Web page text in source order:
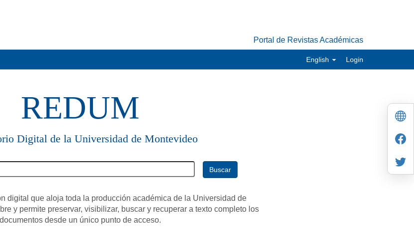
Portal de Revistas Académicas
English Login
REDUM
Digital de la Universidad de Montevideo
Buscar
digital que aloja toda la producción académica de la Universidad de
y permite preservar, visibilizar, buscar y recuperar a texto completo los
documentos desde un único punto de acceso.